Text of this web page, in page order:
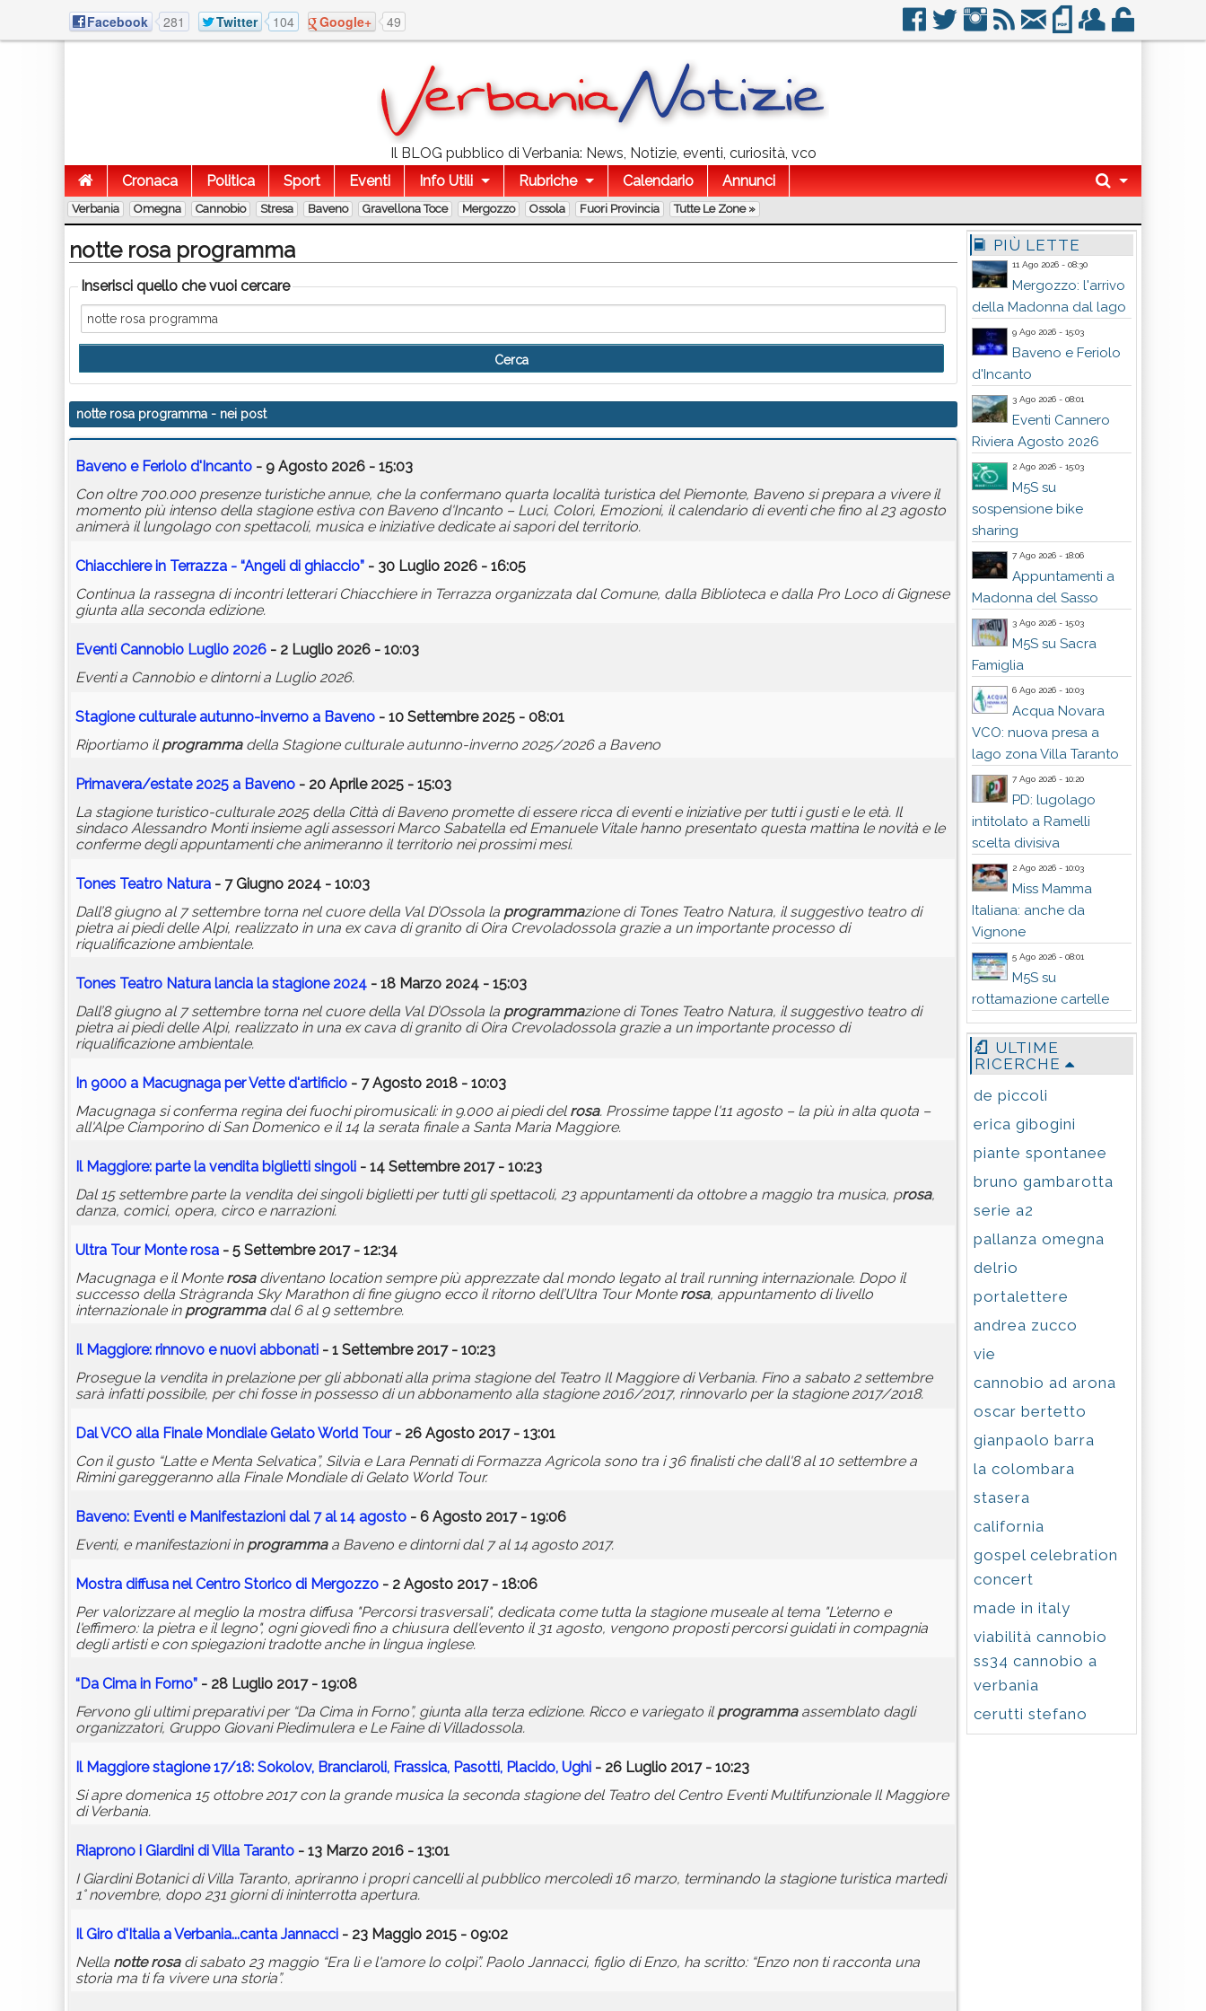
Facebook 281 Twitter 104 Google+ 49
Il BLOG pubblico di Verbania: News, Notizie, eventi, curiosità, vco
Cronaca
Politica Sport Eventi Info Utili Rubriche Calendario Annunci
Verbania Omegna Cannobio Stresa Baveno Gravellona Toce Mergozzo Ossola Fuori Provincia Tutte Le Zone »
notte rosa programma
Inserisci quello che vuoi cercare
notte rosa programma - nei post
Baveno e Feriolo d'Incanto - 9 Agosto 2026 - 15:03
Con oltre 700.000 presenze turistiche annue, che la confermano quarta località turistica del Piemonte, Baveno si prepara a vivere il
momento più intenso della stagione estiva con Baveno d'Incanto – Luci, Colori, Emozioni, il calendario di eventi che fino al 23 agosto
animerà il lungolago con spettacoli, musica e iniziative dedicate ai sapori del territorio.
Chiacchiere in Terrazza - “Angeli di ghiaccio” - 30 Luglio 2026 - 16:05
Continua la rassegna di incontri letterari Chiacchiere in Terrazza organizzata dal Comune, dalla Biblioteca e dalla Pro Loco di Gignese
giunta alla seconda edizione.
Eventi Cannobio Luglio 2026 - 2 Luglio 2026 - 10:03
Eventi a Cannobio e dintorni a Luglio 2026.
Stagione culturale autunno-inverno a Baveno - 10 Settembre 2025 - 08:01
Riportiamo ilprogrammadella Stagione culturale autunno-inverno 2025/2026 a Baveno
Primavera/estate 2025 a Baveno - 20 Aprile 2025 - 15:03
La stagione turistico-culturale 2025 della Città di Baveno promette di essere ricca di eventi e iniziative per tutti i gusti e le età. Il
sindaco Alessandro Monti insieme agli assessori Marco Sabatella ed Emanuele Vitale hanno presentato questa mattina le novità e le
conferme degli appuntamenti che animeranno il territorio nei prossimi mesi.
Tones Teatro Natura - 7 Giugno 2024 - 10:03
Dall’8 giugno al 7 settembre torna nel cuore della Val D’Ossola la programmazione di Tones Teatro Natura, il suggestivo teatro di
pietra ai piedi delle Alpi, realizzato in una ex cava di granito di Oira Crevoladossola grazie a un importante processo di
riqualificazione ambientale.
Tones Teatro Natura lancia la stagione 2024 - 18 Marzo 2024 - 15:03
Dall’8 giugno al 7 settembre torna nel cuore della Val D’Ossola la programmazione di Tones Teatro Natura, il suggestivo teatro di
pietra ai piedi delle Alpi, realizzato in una ex cava di granito di Oira Crevoladossola grazie a un importante processo di
riqualificazione ambientale.
In 9000 a Macugnaga per Vette d'artificio - 7 Agosto 2018 - 10:03
Macugnaga si conferma regina dei fuochi piromusicali: in 9.000 ai piedi delrosa. Prossime tappe l'11 agosto – la più in alta quota –
all'Alpe Ciamporino di San Domenico e il 14 la serata finale a Santa Maria Maggiore.
Il Maggiore: parte la vendita biglietti singoli - 14 Settembre 2017 - 10:23
Dal 15 settembre parte la vendita dei singoli biglietti per tutti gli spettacoli, 23 appuntamenti da ottobre a maggio tra musica, prosa,
danza, comici, opera, circo e narrazioni.
Ultra Tour Monterosa - 5 Settembre 2017 - 12:34
Macugnaga e il Monte rosadiventano location sempre più apprezzate dal mondo legato al trail running internazionale. Dopo il
successo della Stràgranda Sky Marathon di fine giugno ecco il ritorno dell’Ultra Tour Monte rosa, appuntamento di livello
internazionale in programmadal 6 al 9 settembre.
Il Maggiore: rinnovo e nuovi abbonati - 1 Settembre 2017 - 10:23
Prosegue la vendita in prelazione per gli abbonati alla prima stagione del Teatro Il Maggiore di Verbania. Fino a sabato 2 settembre
sarà infatti possibile, per chi fosse in possesso di un abbonamento alla stagione 2016/2017, rinnovarlo per la stagione 2017/2018.
Dal VCO alla Finale Mondiale Gelato World Tour- 26 Agosto 2017 - 13:01
Con il gusto “Latte e Menta Selvatica”, Silvia e Lara Pennati di Formazza Agricola sono tra i 36 finalisti che dall'8 al 10 settembre a
Rimini gareggeranno alla Finale Mondiale di Gelato World Tour.
Baveno: Eventi e Manifestazioni dal 7 al 14 agosto - 6 Agosto 2017 - 19:06
Eventi, e manifestazioni in programmaa Baveno e dintorni dal 7 al 14 agosto 2017.
Mostra diffusa nel Centro Storico di Mergozzo - 2 Agosto 2017 - 18:06
Per valorizzare al meglio la mostra diffusa "Percorsi trasversali", dedicata come tutta la stagione museale al tema "L'eterno e
l'effimero: la pietra e il legno", ogni giovedì fino a chiusura dell'evento il 31 agosto, vengono proposti percorsi guidati in compagnia
degli artisti e con spiegazioni tradotte anche in lingua inglese.
“Da Cima in Forno” - 28 Luglio 2017 - 19:08
Fervono gli ultimi preparativi per “Da Cima in Forno”, giunta alla terza edizione. Ricco e variegato ilprogrammaassemblato dagli
organizzatori, Gruppo Giovani Piedimulera e Le Faine di Villadossola.
Il Maggiore stagione 17/18: Sokolov, Branciaroli, Frassica, Pasotti, Placido, Ughi - 26 Luglio 2017 - 10:23
Si apre domenica 15 ottobre 2017 con la grande musica la seconda stagione del Teatro del Centro Eventi Multifunzionale Il Maggiore
di Verbania.
Riaprono i Giardini di Villa Taranto - 13 Marzo 2016 - 13:01
I Giardini Botanici di Villa Taranto, apriranno i propri cancelli al pubblico mercoledì 16 marzo, terminando la stagione turistica martedì
1° novembre, dopo 231 giorni di ininterrotta apertura.
Il Giro d'Italia a Verbania...canta Jannacci - 23 Maggio 2015 - 09:02
Nella notte rosadi sabato 23 maggio “Era lì e l'amore lo colpì”. Paolo Jannacci, figlio di Enzo, ha scritto: “Enzo non ti racconta una
storia ma ti fa vivere una storia”.
PIÙ LETTE
11 Ago 2026 - 08:30
Mergozzo: l'arrivo
della Madonna dal lago
9 Ago 2026 - 15:03
Baveno e Feriolo
d'Incanto
3 Ago 2026 - 08:01
Eventi Cannero
Riviera Agosto 2026
2 Ago 2026 - 15:03
M5S su
sospensione bike
sharing
7 Ago 2026 - 18:06
Appuntamenti a
Madonna del Sasso
3 Ago 2026 - 15:03
M5S su Sacra
Famiglia
6 Ago 2026 - 10:03
Acqua Novara
VCO: nuova presa a
lago zona Villa Taranto
7 Ago 2026 - 10:20
PD: lugolago
intitolato a Ramelli
scelta divisiva
2 Ago 2026 - 10:03
Miss Mamma
Italiana: anche da
Vignone
5 Ago 2026 - 08:01
M5S su
rottamazione cartelle
ULTIME
RICERCHE
de piccoli
erica gibogini
piante spontanee
bruno gambarotta
serie a2
pallanza omegna
delrio
portalettere
andrea zucco
vie
cannobio ad arona
oscar bertetto
gianpaolo barra
la colombara
stasera
california
gospel celebration
concert
made in italy
viabilità cannobio
ss34 cannobio a
verbania
cerutti stefano